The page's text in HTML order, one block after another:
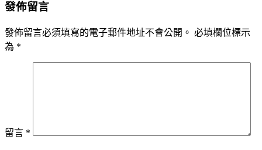
發佈留言
發佈留言必須填寫的電子郵件地址不會公開。 必填欄位標示
為 *
留言 *